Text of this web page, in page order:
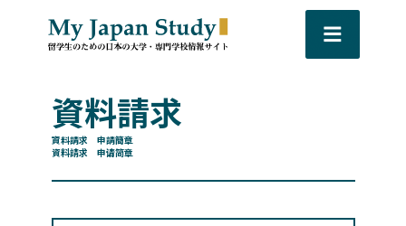
資料請求
資料請求 申請簡章
資料請求 申请简章